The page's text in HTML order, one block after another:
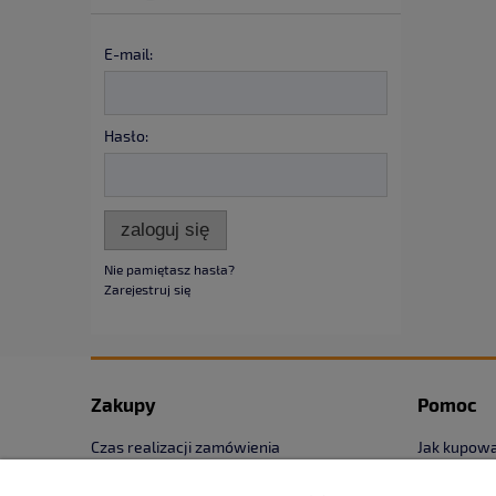
E-mail:
Hasło:
zaloguj się
Nie pamiętasz hasła?
Zarejestruj się
Zakupy
Czas realizacji zamówienia
Pomoc
Jak